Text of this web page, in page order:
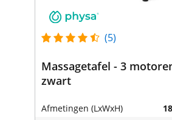
(5)
Massagetafel - 3
zwart
Afmetingen (LxWxH)